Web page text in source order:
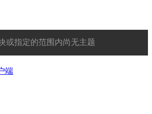
或指定的范围内尚无主题
端